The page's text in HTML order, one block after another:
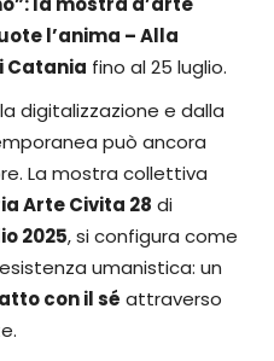
l’anima – Alla
Catania fino al 25 luglio.
digitalizzazione e dalla
può ancora
La mostra collettiva
Arte Civita 28 di
2025, si configura come
umanistica: un
con il sé attraverso